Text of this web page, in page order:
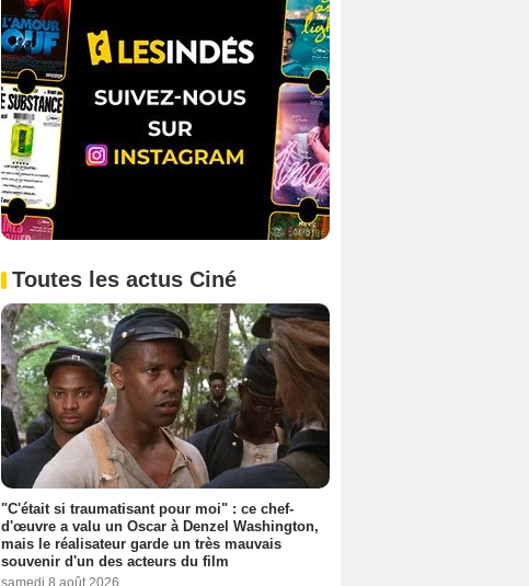
Toutes les actus Ciné
"C'était si traumatisant pour moi" : ce chef-
d'œuvre a valu un Oscar à Denzel Washington,
mais le réalisateur garde un très mauvais
souvenir d'un des acteurs du film
samedi 8 août 2026